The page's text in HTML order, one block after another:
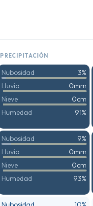
PRECIPITACIÓN
Nubosidad
3%
Lluvia
0mm
Nieve
0cm
Humedad
91%
Nubosidad
9%
Lluvia
0mm
Nieve
0cm
Humedad
93%